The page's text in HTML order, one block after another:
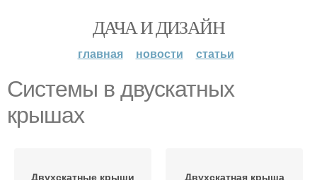
ДАЧА И ДИЗАЙН
главная новости статьи
Системы в двускатных
крышах
Двухскатные крыши Двухскатная крыша